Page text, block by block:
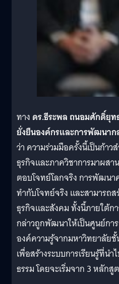
ทาง ดร.ธีระพล ถนอมศักดิ์ยุ
ยั่งยืนองค์กรและการพัฒนา
ว่า ความร่วมมือครั้งนี้เป็นก้า
ธุรกิจและภาควิชาการมาผสา
ตอบโจทย์โลกจริง การพัฒนา
ทำกับโจทย์จริง และสามารถ
ธุรกิจและสังคม ทั้งนี้ภายใต้ก
กล่าวถูกพัฒนาให้เป็นศูนย์กา
องค์ความรู้จากมหาวิทยาลัย
เพื่อสร้างระบบการเรียนรู้ที่น
ธรรม โดยจะเริ่มจาก 3 หลัก